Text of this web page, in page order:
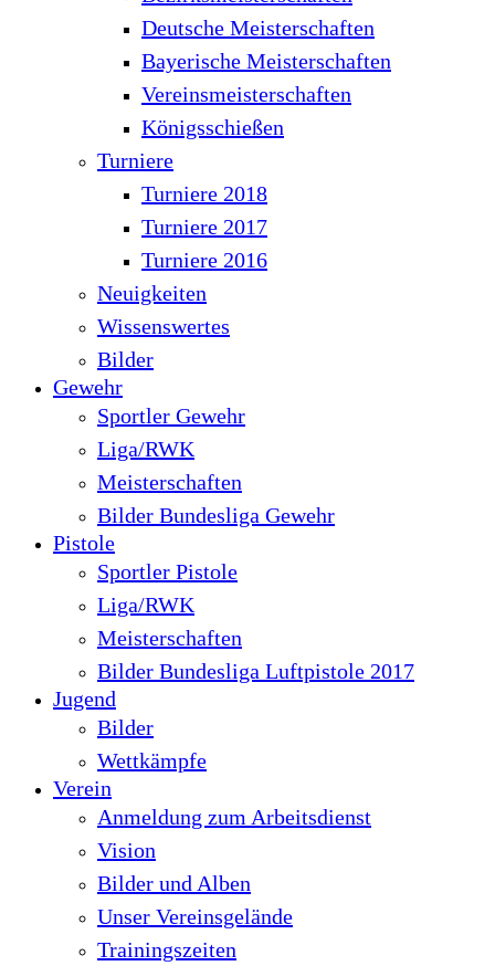
Deutsche Meisterschaften
Bayerische Meisterschaften
Vereinsmeisterschaften
Königsschießen
Turniere
Turniere 2018
Turniere 2017
Turniere 2016
Neuigkeiten
Wissenswertes
Bilder
Gewehr
Sportler Gewehr
Liga/RWK
Meisterschaften
Bilder Bundesliga Gewehr
Pistole
Sportler Pistole
Liga/RWK
Meisterschaften
Bilder Bundesliga Luftpistole 2017
Jugend
Bilder
Wettkämpfe
Verein
Anmeldung zum Arbeitsdienst
Vision
Bilder und Alben
Unser Vereinsgelände
Trainingszeiten